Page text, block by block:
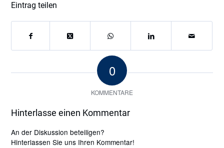
Eintrag teilen
0
KOMMENTARE
Hinterlasse einen Kommentar
An der Diskussion beteiligen?
Hinterlassen Sie uns Ihren Kommentar!